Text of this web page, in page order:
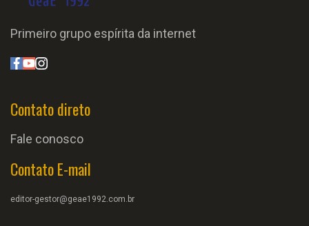
Primeiro grupo espírita da internet
Contato direto
Fale conosco
Contato E-mail
editor-gestor@geae1992.com.br